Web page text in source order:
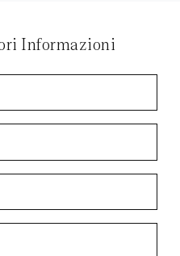
Informazioni